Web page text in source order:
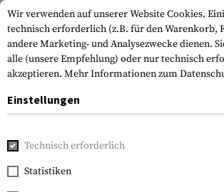
Home Tactical Gear
JTG
Wir verwenden auf unserer Website Cookies.
technisch erforderlich (z.B. für den Warenkorb,
andere Marketing- und Analysezwecke dienen.
alle (unsere Empfehlung) oder nur technisch
akzeptieren. Mehr Informationen zum
Einstellungen
Technisch erforderlich
Statistiken